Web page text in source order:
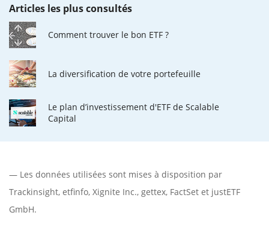
Articles les plus consultés
Comment trouver le bon ETF ?
La diversification de votre portefeuille
Le plan d’investissement d'ETF de Scalable
Capital
— Les données utilisées sont mises à disposition par
Trackinsight, etfinfo, Xignite Inc., gettex, FactSet et justETF
GmbH.